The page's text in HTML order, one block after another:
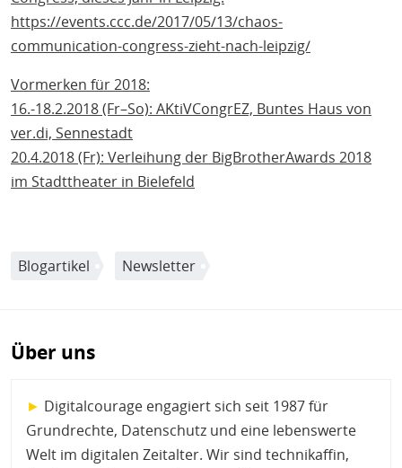
https://events.ccc.de/2017/05/13/chaos-
communication-congress-zieht-nach-leipzig/
Vormerken für 2018:
16.-18.2.2018 (Fr–So): AKtiVCongrEZ, Buntes Haus von
ver.di, Sennestadt
20.4.2018 (Fr): Verleihung der BigBrotherAwards 2018
im Stadttheater in Bielefeld
Blogartikel Newsletter
Über uns
► Digitalcourage engagiert sich seit 1987 für
Grundrechte, Datenschutz und eine lebenswerte
Welt im digitalen Zeitalter. Wir sind technikaffin,